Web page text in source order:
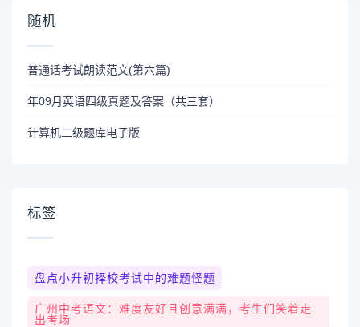
随机
普通话考试朗读范文(第六篇)
年09月英语四级真题及答案（共三套）
计算机二级题库电子版
标签
盘点小升初择校考试中的难题怪题
广州中考语文：难度友好且创意满满，考生们笑着走
出考场